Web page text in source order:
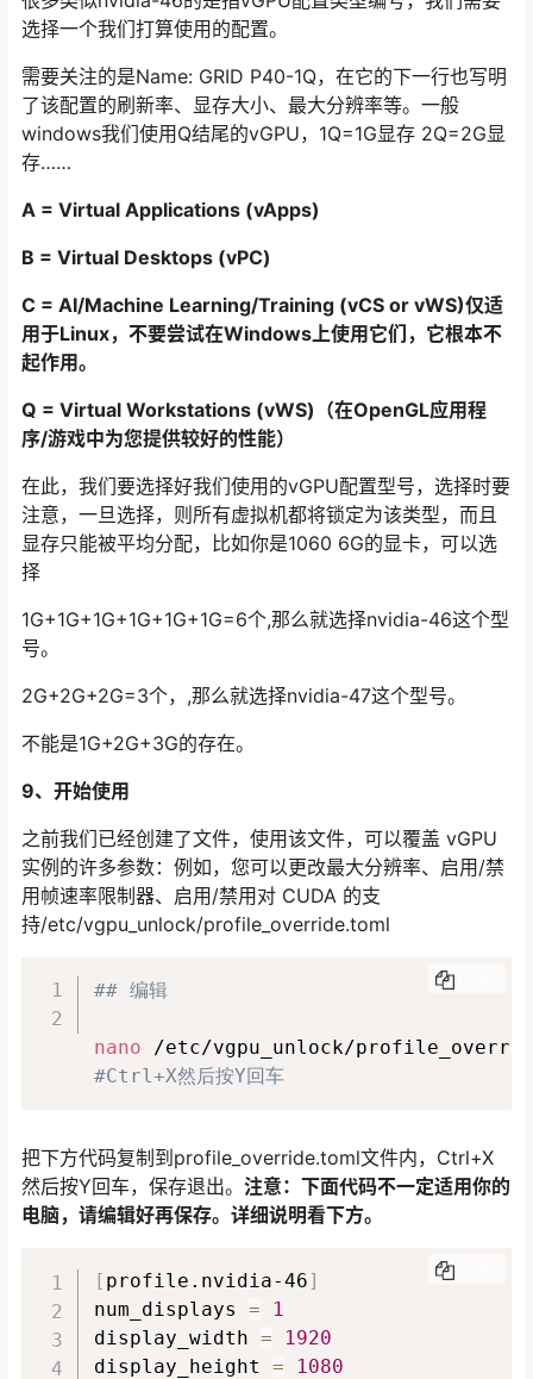
选择一个我们打算使用的配置。
需要关注的是Name: GRID P40-1Q，在它的下一行也写明
了该配置的刷新率、显存大小、最大分辨率等。一般
windows我们使用Q结尾的vGPU，1Q=1G显存 2Q=2G显
存……
A = Virtual Applications (vApps)
B = Virtual Desktops (vPC)
C = AI/Machine Learning/Training (vCS or vWS)仅适
用于Linux，不要尝试在Windows上使用它们，它根本不
起作用。
Q = Virtual Workstations (vWS)（在OpenGL应用程
序/游戏中为您提供较好的性能）
在此，我们要选择好我们使用的vGPU配置型号，选择时要
注意，一旦选择，则所有虚拟机都将锁定为该类型，而且
显存只能被平均分配，比如你是1060 6G的显卡，可以选
择
1G+1G+1G+1G+1G+1G=6个,那么就选择nvidia-46这个型
号。
2G+2G+2G=3个，,那么就选择nvidia-47这个型号。
不能是1G+2G+3G的存在。
9、开始使用
之前我们已经创建了文件，使用该文件，可以覆盖 vGPU
实例的许多参数：例如，您可以更改最大分辨率、启用/禁
用帧速率限制器、启用/禁用对 CUDA 的支
持/etc/vgpu_unlock/profile_override.toml
## 编辑
nano /etc/vgpu_unlock/
#Ctrl+X然后按Y回车
把下方代码复制到profile_override.toml文件内，Ctrl+X
然后按Y回车，保存退出。 注意：下面代码不一定适用你的
电脑，请编辑好再保存。详细说明看下方。
[ profile.nvidia-46]
num_displays =
1
display_width =
1920
display_height =
1080